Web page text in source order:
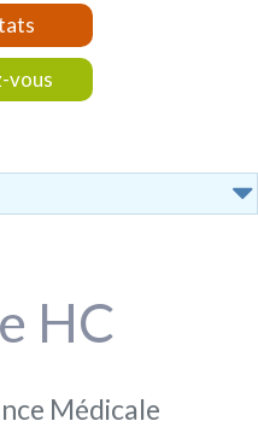
vous
HC
Médicale